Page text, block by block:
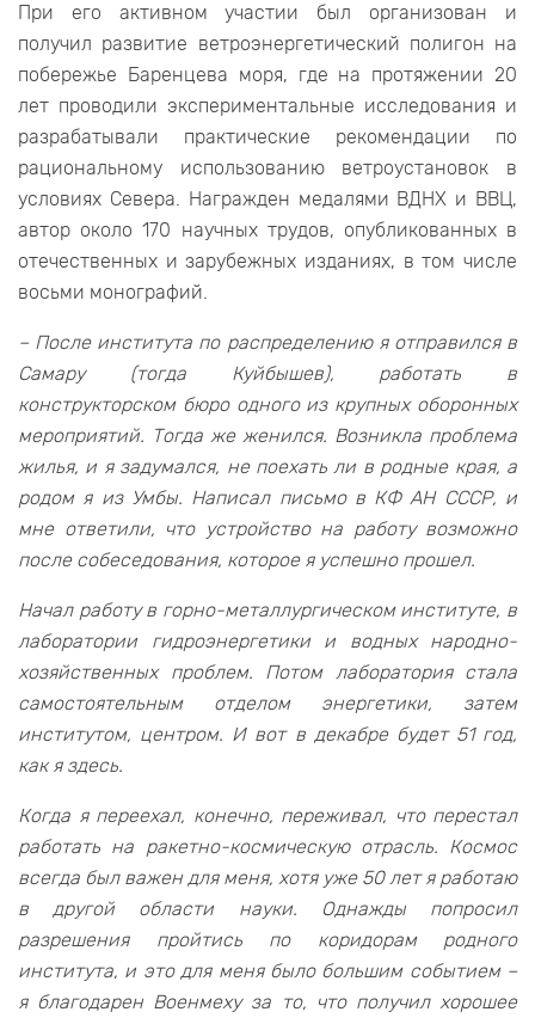
При его активном участии был организован и
получил развитие ветроэнергетический полигон на
побережье Баренцева моря, где на протяжении 20
лет проводили экспериментальные исследования и
разрабатывали практические рекомендации по
рациональному использованию ветроустановок в
условиях Севера. Награжден медалями ВДНХ и ВВЦ,
автор около 170 научных трудов, опубликованных в
отечественных и зарубежных изданиях, в том числе
восьми монографий.
– После института по распределению я отправился в
Самару (тогда Куйбышев), работать в
конструкторском бюро одного из крупных оборонных
мероприятий. Тогда же женился. Возникла проблема
жилья, и я задумался, не поехать ли в родные края, а
родом я из Умбы. Написал письмо в КФ АН СССР, и
мне ответили, что устройство на работу возможно
после собеседования, которое я успешно прошел.
Начал работу в горно-металлургическом институте, в
лаборатории гидроэнергетики и водных народно-
хозяйственных проблем. Потом лаборатория стала
самостоятельным отделом энергетики, затем
институтом, центром. И вот в декабре будет 51 год,
как я здесь.
Когда я переехал, конечно, переживал, что перестал
работать на ракетно-космическую отрасль. Космос
всегда был важен для меня, хотя уже 50 лет я работаю
в другой области науки. Однажды попросил
разрешения пройтись по коридорам родного
института, и это для меня было большим событием –
я благодарен Военмеху за то, что получил хорошее